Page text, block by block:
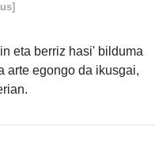
eta berriz hasi' bilduma
arte egongo da ikusgai,